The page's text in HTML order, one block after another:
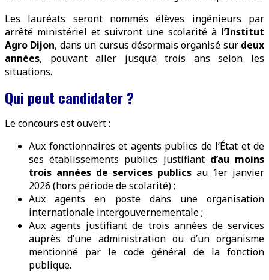
Les lauréats seront nommés élèves ingénieurs par
arrêté ministériel et suivront une scolarité à l’Institut
Agro Dijon, dans un cursus désormais organisé sur deux
années, pouvant aller jusqu’à trois ans selon les
situations.
Qui peut candidater ?
Le concours est ouvert :
Aux fonctionnaires et agents publics de l’État et de
ses établissements publics justifiant d’au moins
trois années de services publics au 1er janvier
2026 (hors période de scolarité) ;
Aux agents en poste dans une organisation
internationale intergouvernementale ;
Aux agents justifiant de trois années de services
auprès d’une administration ou d’un organisme
mentionné par le code général de la fonction
publique.